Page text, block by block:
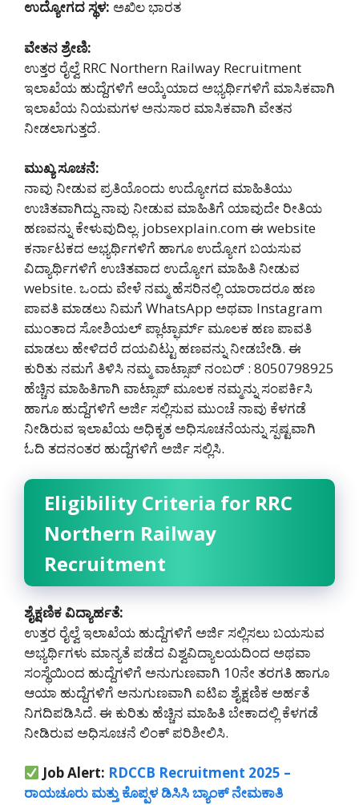
ಉದ್ಯೋಗದ ಸ್ಥಳ: ಅಖಿಲ ಭಾರತ
ವೇತನ ಶ್ರೇಣಿ:
ಉತ್ತರ ರೈಲ್ವೆ RRC Northern Railway Recruitment
ಇಲಾಖೆಯ ಹುದ್ದೆಗಳಿಗೆ ಆಯ್ಕೆಯಾದ ಅಭ್ಯರ್ಥಿಗಳಿಗೆ ಮಾಸಿಕವಾಗಿ
ಇಲಾಖೆಯ ನಿಯಮಗಳ ಅನುಸಾರ ಮಾಸಿಕವಾಗಿ ವೇತನ
ನೀಡಲಾಗುತ್ತದೆ.
ಮುಖ್ಯ ಸೂಚನೆ:
ನಾವು ನೀಡುವ ಪ್ರತಿಯೊಂದು ಉದ್ಯೋಗದ ಮಾಹಿತಿಯು
ಉಚಿತವಾಗಿದ್ದು ನಾವು ನೀಡುವ ಮಾಹಿತಿಗೆ ಯಾವುದೇ ರೀತಿಯ
ಹಣವನ್ನು ಕೇಳುವುದಿಲ್ಲ. jobsexplain.com ಈ website
ಕರ್ನಾಟಕದ ಅಭ್ಯರ್ಥಿಗಳಿಗೆ ಹಾಗೂ ಉದ್ಯೋಗ ಬಯಸುವ
ವಿದ್ಯಾರ್ಥಿಗಳಿಗೆ ಉಚಿತವಾದ ಉದ್ಯೋಗ ಮಾಹಿತಿ ನೀಡುವ
website. ಒಂದು ವೇಳೆ ನಮ್ಮ ಹೆಸರಿನಲ್ಲಿ ಯಾರಾದರೂ ಹಣ
ಪಾವತಿ ಮಾಡಲು ನಿಮಗೆ WhatsApp ಅಥವಾ Instagram
ಮುಂತಾದ ಸೋಶಿಯಲ್ ಪ್ಲಾಟ್ಫಾರ್ಮ್ ಮೂಲಕ ಹಣ ಪಾವತಿ
ಮಾಡಲು ಹೇಳಿದರೆ ದಯವಿಟ್ಟು ಹಣವನ್ನು ನೀಡಬೇಡಿ‌. ಈ
ಕುರಿತು ನಮಗೆ ತಿಳಿಸಿ ನಮ್ಮ ವಾಟ್ಸಾಪ್ ನಂಬರ್ : 8050798925
ಹೆಚ್ಚಿನ ಮಾಹಿತಿಗಾಗಿ ವಾಟ್ಸಾಪ್ ಮೂಲಕ ನಮ್ಮನ್ನು ಸಂಪರ್ಕಿಸಿ
ಹಾಗೂ ಹುದ್ದೆಗಳಿಗೆ ಅರ್ಜಿ ಸಲ್ಲಿಸುವ ಮುಂಚೆ ನಾವು ಕೆಳಗಡೆ
ನೀಡಿರುವ ಇಲಾಖೆಯ ಅಧಿಕೃತ ಅಧಿಸೂಚನೆಯನ್ನು ಸ್ಪಷ್ಟವಾಗಿ
ಓದಿ ತದನಂತರ ಹುದ್ದೆಗಳಿಗೆ ಅರ್ಜಿ ಸಲ್ಲಿಸಿ.
Eligibility Criteria for RRC
Northern Railway
Recruitment
ಶೈಕ್ಷಣಿಕ ವಿದ್ಯಾರ್ಹತೆ:
ಉತ್ತರ ರೈಲ್ವೆ ಇಲಾಖೆಯ ಹುದ್ದೆಗಳಿಗೆ ಅರ್ಜಿ ಸಲ್ಲಿಸಲು ಬಯಸುವ
ಅಭ್ಯರ್ಥಿಗಳು ಮಾನ್ಯತೆ ಪಡೆದ ವಿಶ್ವವಿದ್ಯಾಲಯದಿಂದ ಅಥವಾ
ಸಂಸ್ಥೆಯಿಂದ ಹುದ್ದೆಗಳಿಗೆ ಅನುಗುಣವಾಗಿ 10ನೇ ತರಗತಿ ಹಾಗೂ
ಆಯಾ ಹುದ್ದೆಗಳಿಗೆ ಅನುಗುಣವಾಗಿ ಐಟಿಐ ಶೈಕ್ಷಣಿಕ ಅರ್ಹತೆ
ನಿಗದಿಪಡಿಸಿದೆ. ಈ ಕುರಿತು ಹೆಚ್ಚಿನ ಮಾಹಿತಿ ಬೇಕಾದಲ್ಲಿ ಕೆಳಗಡೆ
ನೀಡಿರುವ ಅಧಿಸೂಚನೆ ಲಿಂಕ್ ಪರಿಶೀಲಿಸಿ.
Job Alert: RDCCB Recruitment 2025 –
ರಾಯಚೂರು ಮತ್ತು ಕೊಪ್ಪಳ ಡಿಸಿಸಿ ಬ್ಯಾಂಕ್ ನೇಮಕಾತಿ